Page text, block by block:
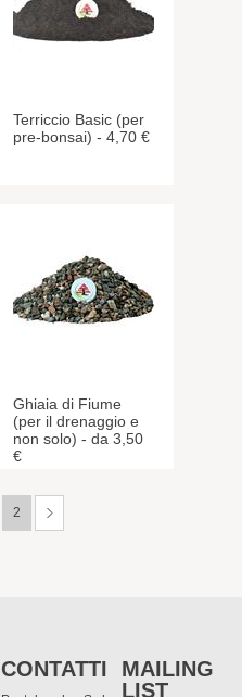
Terriccio Basic (per
pre-bonsai) - 4,70 €
Ghiaia di Fiume
(per il drenaggio e
non solo) - da 3,50
€
2
CONTATTI
MAILING
LIST